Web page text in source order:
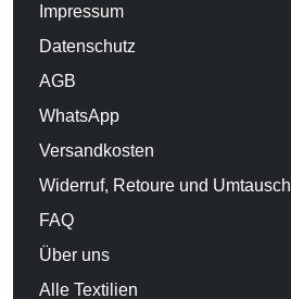
Impressum
Datenschutz
AGB
WhatsApp
Versandkosten
Widerruf, Retoure und Umtausch
FAQ
Über uns
Alle Textilien